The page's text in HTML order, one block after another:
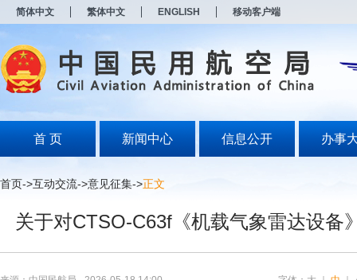
简体中文 繁体中文 ENGLISH 移动客户端
首 页 新闻中心 信息公开 办事
首页->互动交流->意见征集->正文
关于对CTSO-C63f《机载气象雷达设备
打
开
无
障
说
按
Alt
开